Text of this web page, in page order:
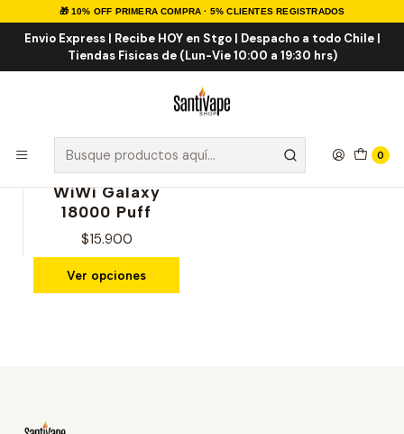
🎁 10% OFF PRIMERA COMPRA · 5% CLIENTES REGISTRADOS
Envio Express | Recibe HOY en Stgo | Despacho a todo Chile |
Tiendas Fisicas de (Lun-Vie 10:00 a 19:30 hrs)
0
Inicio FUME WIWI GALAXY 18K
WIWI GALAXY 18K
WiWi Galaxy
18000 Puff
$15.900
Ver opciones